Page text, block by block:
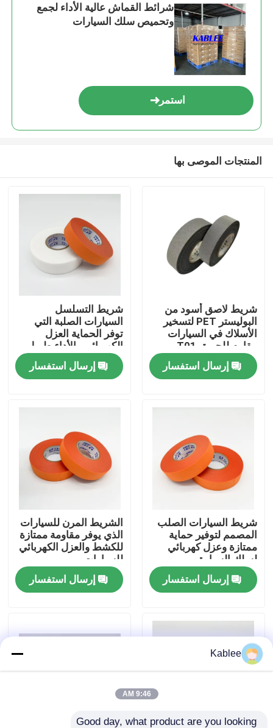
منزل
أشرطة فيديو
عرض الواقع الافتراضي
حول بنا
جولة في المعمل
اتصل بنا
شريط تسخير أسلاك السيارات
شرائط القماش عالية الأداء لجمع
وتحميص سلك السيارات
استمر
المنتجات الموصى بها
شريط لاصق أسود من
البوليستر PET لتسخير
الأسلاك في السيارات
مقاوم للحريق T01
إرسال استفسار
شريط التسلسل
السيارات الصلبة التي
توفر الحماية العزل
الكهربائي والأداء طويل
الأمد لتطبيقات الأسلاك
المركباتإرسال استفسار
شريط السيارات الصلب
المصمم لتوفير حماية
ممتازة وعزل كهربائي
لسلك السيارة
إرسال استفسار
الشريط المرن للسيارات
الذي يوفر مقاومة ممتازة
للكشط والعزل الكهربائي
للسيارات
إرسال استفسار
Kablee
9:46 AM
Good day, what product are you looking